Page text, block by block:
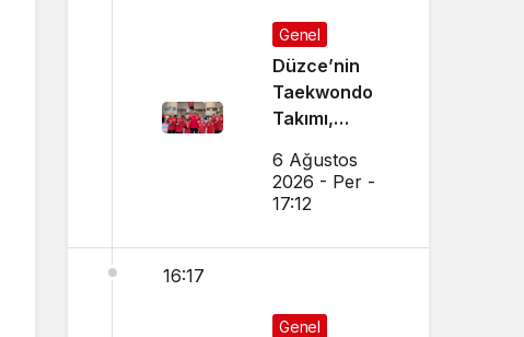
Genel
Düzce’nin
Taekwondo
Takımı,
Başarı
Sağladı
6 Ağustos
2026 - Per -
17:12
16:17
Genel